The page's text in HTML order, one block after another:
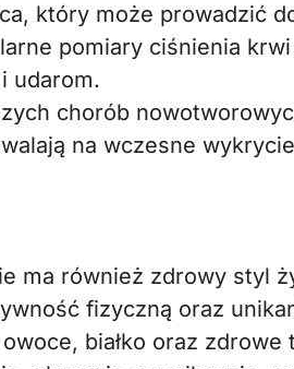
który może prowadzić
pomiary ciśnienia krwi
udarom.
chorób
na wczesne
ma również zdrowy styl
fizyczną oraz
białko oraz zdrowe